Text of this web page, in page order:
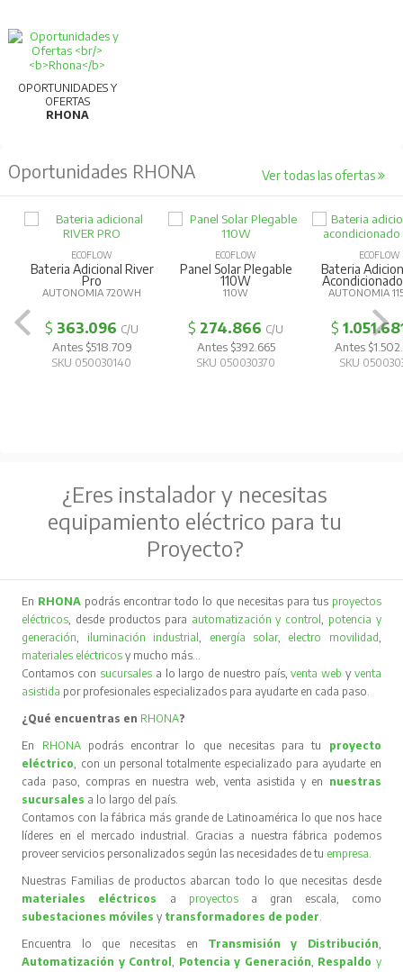
OPORTUNIDADES Y
OFERTAS
RHONA
Oportunidades RHONA Ver todas las ofertas
ECOFLOW
Bateria Adicional River
Pro
AUTONOMIA 720WH
$ 363.096 C/U
Antes $518.709
SKU 050030140
ECOFLOW
Panel Solar Plegable
110W
110W
$ 274.866 C/U
Antes $392.665
SKU 050030370
ECOFLOW
Bateria
AUTONOMIA
$
Antes
SKU
¿Eres instalador y necesitas
equipamiento eléctrico para tu
Proyecto?
En RHONA podrás encontrar todo lo que necesitas para tus proyectos
eléctricos, desde productos para automatización y control, potencia y
generación, iluminación industrial, energía solar, electro movilidad,
materiales eléctricos y mucho más…
Contamos con sucursales a lo largo de nuestro país,venta web y venta
asistida por profesionales especializados para ayudarte en cada paso.
¿Qué encuentras en RHONA?
En RHONA podrás encontrar lo que necesitas para tu proyecto
eléctrico, con un personal totalmente especializado para ayudarte en
cada paso, compras en nuestra web, venta asistida y en nuestras
sucursales a lo largo del país.
Contamos con la fábrica más grande de Latinoamérica lo que nos hace
líderes en el mercado industrial. Gracias a nuestra fábrica podemos
proveer servicios personalizados según las necesidades de tu empresa.
Nuestras Familias de productos abarcan todo lo que necesitas desde
materiales eléctricos
a proyectos
a gran escala, como
subestaciones móvilesy transformadores de poder.
Encuentra lo que necesitas en Transmisión y Distribución,
Automatización y Control, Potencia y Generación, Respaldo y